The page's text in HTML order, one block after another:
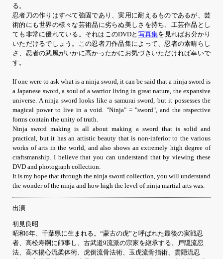
る。
忍者刀の作りはすべて強固であり、実用に耐えるものであるが、芸
術的にも世界の様々な芸術品に劣らぬ美しさを持ち、工芸作品とし
ても非常に優れている。それはこのDVDと 写真集を見ればお分かり
いただけるでしょう。この忍者刀作品集によって、忍者の素晴らし
さ、忍者の武風がいかに高かったかにお気づきいただければ幸いで
す。
If one were to ask what is a ninja sword, it can be said that a ninja sword is
a Japanese sword, a soul of a warrior living in great nature, the expansive
universe. A ninja sword looks like a samurai sword, but it possesses the
magical power to live in a void. "Ninja" = "sword", and the respective
forms contain the unity of truth.
Ninja sword making is all about making a sword that is solid and
practical, but it has an artistic beauty that is non-inferior to the various
works of arts in the world, and also shows an extremely high degree of
craftsmanship. I believe that you can understand that by viewing these
DVD and photograph collection.
It is my hope that through the ninja sword collection, you will understand
the wonder of the ninja and how high the level of ninja martial arts was.
出演
初見良昭
昭和6年、千葉県に生まれる。“蒙古の虎”と呼ばれた最後の実戦忍
者、高松寿嗣に師事し、古武道9流派の宗家を継承する。戸隠流忍
法、高木揚心流柔体術、虎倒流骨法術、玉虎流骨指術、雲隠流忍